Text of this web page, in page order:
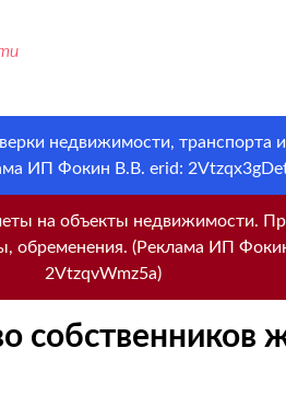
недвижимости, транспорта
ИП Фокин В.В. erid:
на объекты недвижимости.
обременения. (Реклама ИП
2VtzqvWmz5a)
собственников